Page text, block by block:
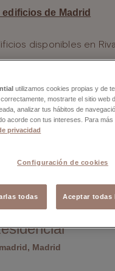
de Madrid
disponibles en
Madrid
utilizamos cookies propias y de
mostrarte el sitio web
analizar tus hábitos de
acorde con tus intereses. Para
privacidad
Configuración de cookies
todas Aceptar todas